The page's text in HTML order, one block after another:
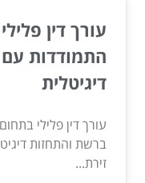
עורך דין
התמודדות
דיגיטלית
עורך דין פלילי
ברשת והתחזות
זירת...